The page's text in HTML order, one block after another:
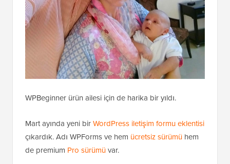
WPBeginner ürün ailesi için de harika bir yıldı.
Mart ayında yeni birWordPress iletişim formu eklentisi
çıkardık. Adı WPForms ve hem ücretsiz sürümü hem
de premium Pro sürümüvar.